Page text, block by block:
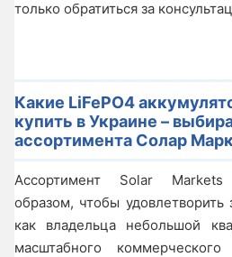
только обратиться за
Какие LiFePO4
купить в Украине –
ассортимента Солар
Ассортимент Solar
образом, чтобы удовлетворить
как владельца небольшой
масштабного